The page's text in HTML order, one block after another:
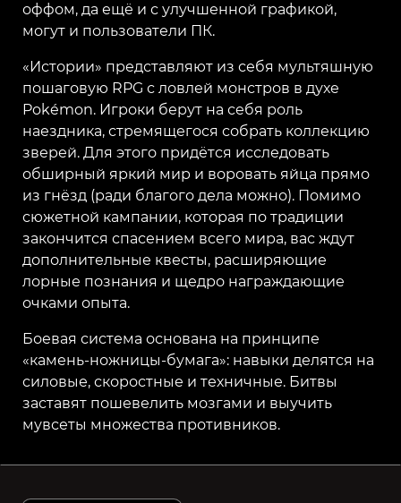
оффом, да ещё и с улучшенной графикой,
могут и пользователи ПК.
«Истории» представляют из себя мультяшную
пошаговую RPG с ловлей монстров в духе
Pokémon. Игроки берут на себя роль
наездника, стремящегося собрать коллекцию
зверей. Для этого придётся исследовать
обширный яркий мир и воровать яйца прямо
из гнёзд (ради благого дела можно). Помимо
сюжетной кампании, которая по традиции
закончится спасением всего мира, вас ждут
дополнительные квесты, расширяющие
лорные познания и щедро награждающие
очками опыта.
Боевая система основана на принципе
«камень-ножницы-бумага»: навыки делятся на
силовые, скоростные и техничные. Битвы
заставят пошевелить мозгами и выучить
мувсеты множества противников.